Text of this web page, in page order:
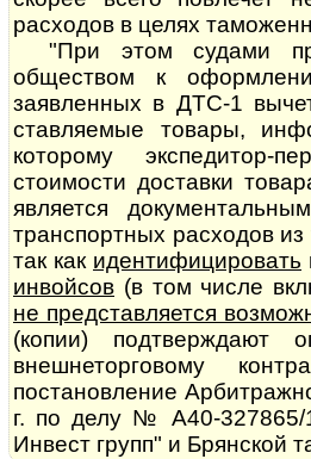
расходов в целях
"При этом судами
обществом к
заявленных в ДТС-1
став­ля­е­мые товары,
которому экспедитор-
стоимости доставки
является
транспортных расходов
так как идентифицировать
инвойсов (в том числе
не представляется
(копии) подтверждают
внешнеторговому
постановление
г. по делу № А40-
Инвест групп" и Брянской